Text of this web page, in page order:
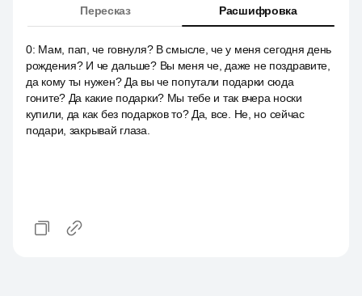
Пересказ Расшифровка
0: Мам, пап, че говнуля? В смысле, че у меня сегодня день
рождения? И че дальше? Вы меня че, даже не поздравите,
да кому ты нужен? Да вы че попутали подарки сюда
гоните? Да какие подарки? Мы тебе и так вчера носки
купили, да как без подарков то? Да, все. Не, но сейчас
подари, закрывай глаза.